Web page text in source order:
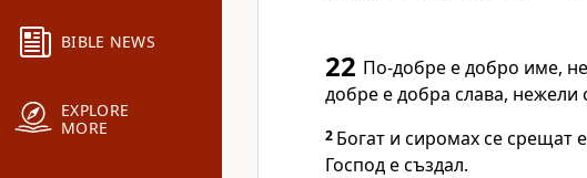
BIBLE NEWS
EXPLORE
MORE
22 По-добре е добро име,
добре е добра слава, нежели
2 Богат и сиромах се срещат
Господ е създал.